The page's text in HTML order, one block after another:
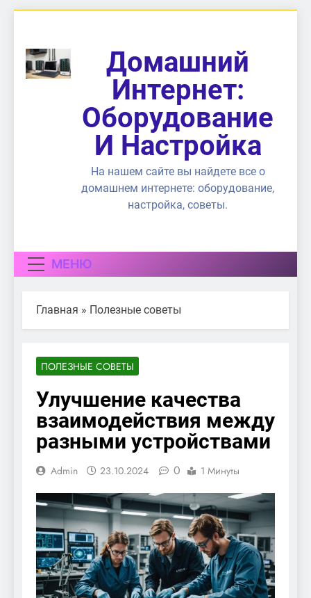
содержимому
Домашний
Интернет:
Оборудование
И Настройка
На нашем сайте вы найдете все о
домашнем интернете: оборудование,
настройка, советы.
МЕНЮ
Главная » Полезные советы
ПОЛЕЗНЫЕ СОВЕТЫ
Улучшение качества
взаимодействия между
разными устройствами
Admin 23.10.2024 0 1 Минуты